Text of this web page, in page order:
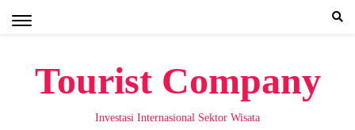
Tourist Company
Investasi Internasional Sektor Wisata